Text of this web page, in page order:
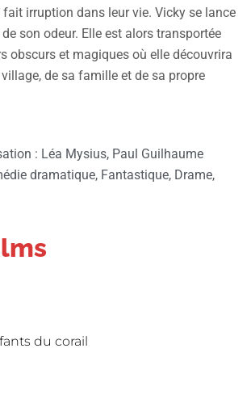
fait irruption dans leur vie. Vicky se lance
son odeur. Elle est alors transportée
obscurs et magiques où elle découvrira
de sa famille et de sa propre
: Léa Mysius, Paul Guilhaume
dramatique, Fantastique, Drame,
du corail